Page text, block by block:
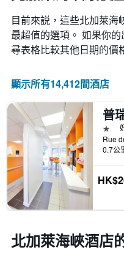
目前來説，這些北加萊海
最超值的選項。 如果你
尋表格比較其他日期的價
顯示所有14,412間酒店
1星
0.7公
北加萊海峽酒店